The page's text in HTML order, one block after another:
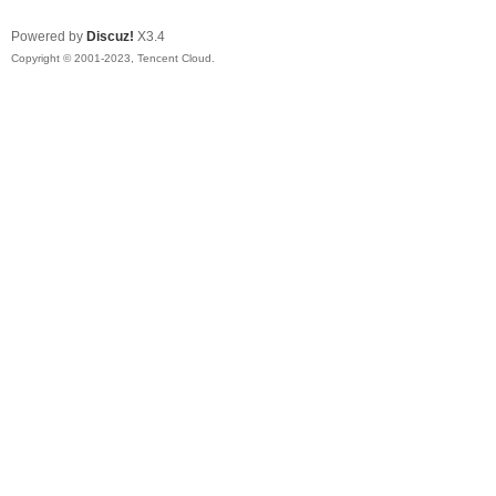
Powered by Discuz! X3.4
Copyright © 2001-2023, Tencent Cloud.